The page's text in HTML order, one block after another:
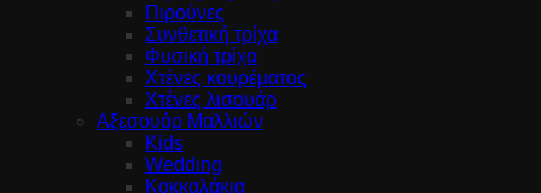
Πιρούνες
Συνθετική τρίχα
Φυσική τρίχα
Χτένες κουρέματος
Χτένες λισουάρ
Αξεσουάρ Μαλλιών
Kids
Wedding
Κοκκαλάκια